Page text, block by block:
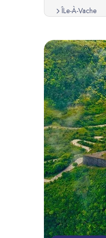
ÎLe-À-Vache
Grotte Marie-
Jardin
Parc
Fort Jacques
MuséE Du
Pointe Sable
ÎLe À Rat
Gelee
HéRos De
CathéDrale
Les Cayemites
Parc National